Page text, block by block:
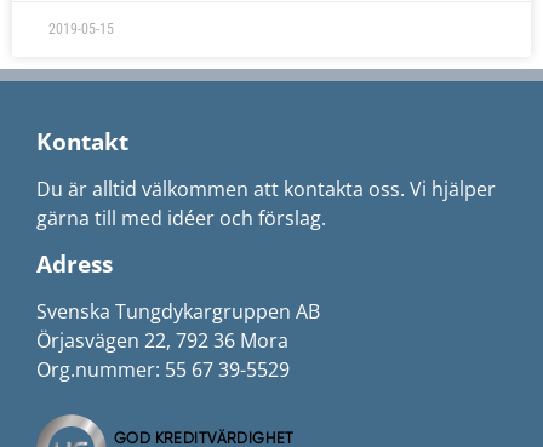
2019-05-15
Kontakt
Du är alltid välkommen att kontakta oss. Vi hjälper
gärna till med idéer och förslag.
Adress
Svenska Tungdykargruppen AB
Örjasvägen 22, 792 36 Mora
Org.nummer: 55 67 39-5529